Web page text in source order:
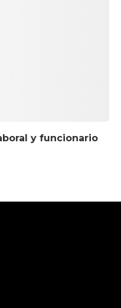
y funcionario